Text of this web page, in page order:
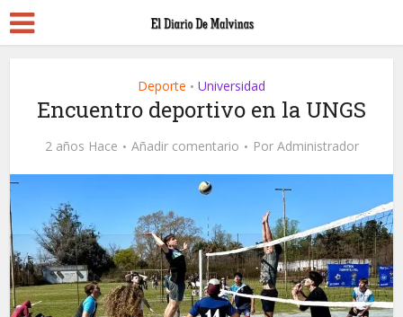
Deporte • Universidad
Encuentro deportivo en la UNGS
2 años Hace Añadir comentario Por Administrador